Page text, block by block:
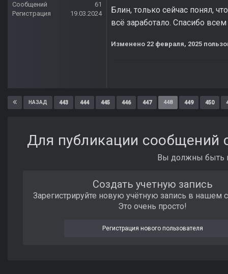
Сообщений
61
Регистрация
19.03.2024
Блин, только сейчас понял,
всё заработало. Спасибо
Изменено 22 февраля, 2025
НАЗАД 443 444 445 446 447 448 449 450
Для публикации сообщений
Вы должны быть
Создать учетную запись
Зарегистрируйте новую учётную запись в нашем
Это очень просто!
Регистрация нового пользователя